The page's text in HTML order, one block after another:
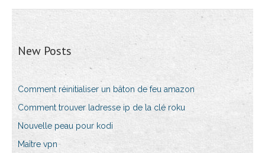
New Posts
Comment réinitialiser un bâton de feu amazon
Comment trouver ladresse ip de la clé roku
Nouvelle peau pour kodi
Maître vpn